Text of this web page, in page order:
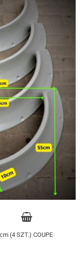
(4 SZT.) COUPE